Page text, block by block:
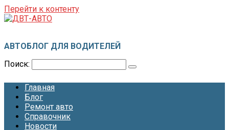
Перейти к контенту
АВТОБЛОГ ДЛЯ ВОДИТЕЛЕЙ
Поиск:
Главная
Блог
Ремонт авто
Справочник
Новости